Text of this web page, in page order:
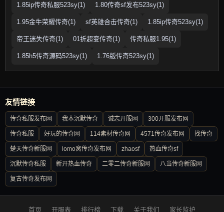
1.85ip传奇私服523sy(1) 1.80传奇sf发布523sy(1)
1.95金牛荣耀传奇(1) sf英雄合击传奇(1) 1.85ip传奇523sy(1)
帝王迷失传奇(1) 01折超变传奇(1) 传奇私服1.95(1)
1.85h5传奇源码523sy(1) 1.76版传奇523sy(1)
友情链接
传奇私服发布网 我本沉默传奇 诚志开服网 300开服发布网
传奇私服 好玩的传奇网 114素材传奇网 4571传奇发布网 找传奇
楚天传奇新服网 lomo窝传奇发布网 zhaosf 热血传奇sf
沉默传奇私服 新开热血传奇 二零二传奇新服网 八当传奇新服网
复古传奇发布网
首页 开服表 排行榜 下载 关于我们 家长监护